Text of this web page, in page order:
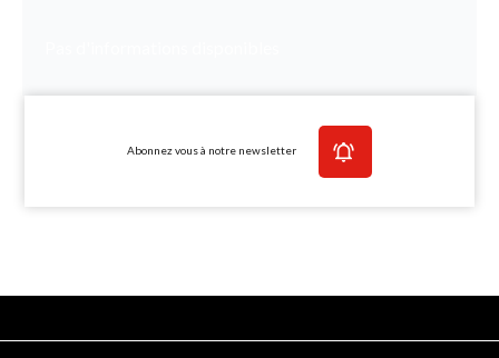
Abonnez vous à notre newsletter